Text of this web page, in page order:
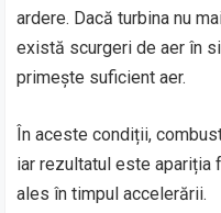
ardere. Dacă turbina nu
există scurgeri de aer în
primește suficient aer.
În aceste condiții,
iar rezultatul este apariția
ales în timpul accelerării.